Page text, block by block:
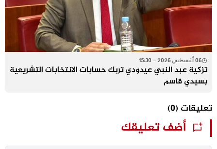
06 أغسطس 2026 - 15:30
تزكية عبد النبي عيدودي تربك حسابات الانتخابات التشريعية
بسيدي قاسم
تعليقات (0)
أضف تعليقك